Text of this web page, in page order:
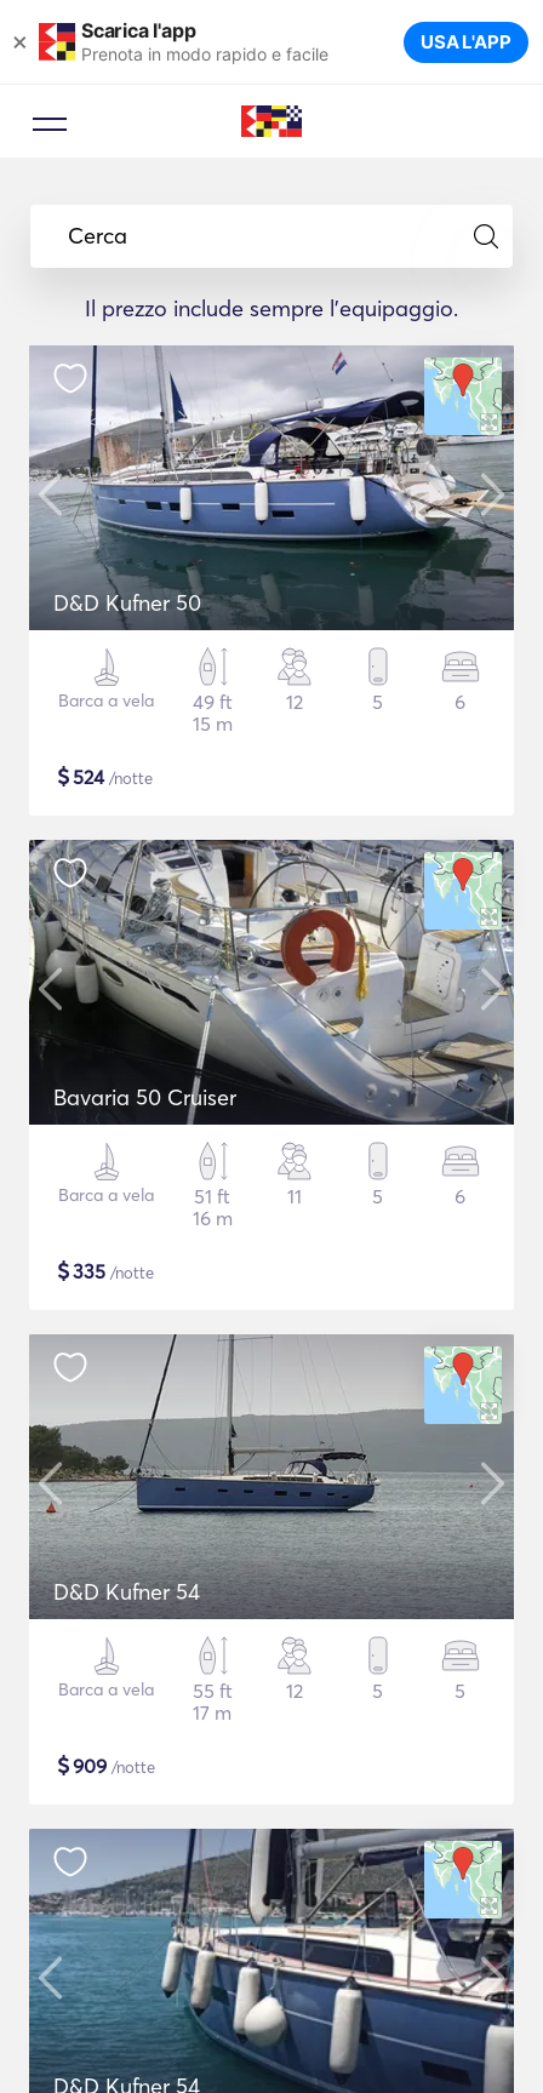
× Scarica l'app
Prenota in modo rapido e facile USA L'APP
Cerca
Il prezzo include sempre l'equipaggio.
D&D Kufner 50
Barca a vela
49 ft
15 m
12 5 6
$524/notte
Bavaria 50 Cruiser
Barca a vela
51 ft
16 m
11 5 6
$335 /notte
D&D Kufner 54
Barca a vela
55 ft
17 m
12 5 5
$909 /notte
D&D Kufner 54